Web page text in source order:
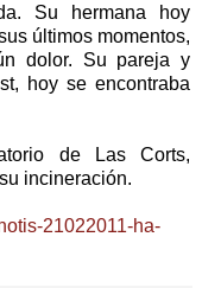
Su hermana hoy
últimos momentos,
dolor. Su pareja y
hoy se encontraba
de Las Corts,
incineración.
21022011-ha-